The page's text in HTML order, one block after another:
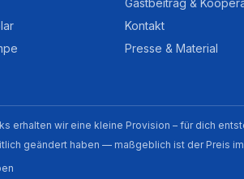
Gastbeitrag &
Kontakt
Presse & Material
erhalten wir eine kleine Provision – für dich
geändert haben — maßgeblich ist der Preis